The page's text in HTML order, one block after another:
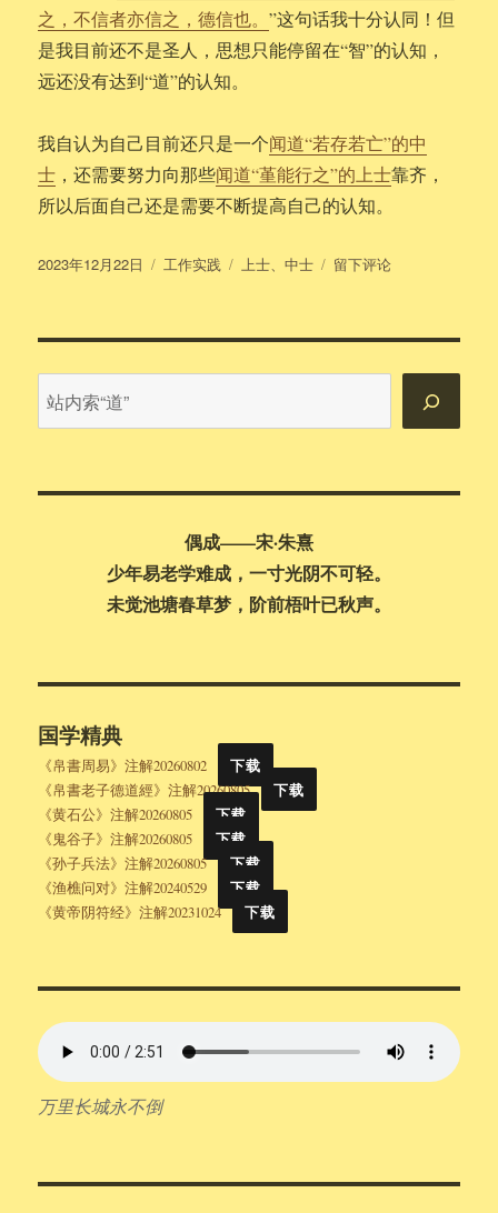
之，不信者亦信之，德信也。”这句话我十分认同！但
是我目前还不是圣人，思想只能停留在“智”的认知，
远还没有达到“道”的认知。
我自认为自己目前还只是一个闻道“若存若亡”的中
士 ，还需要努力向那些闻道“堇能行之”的上士靠齐，
所以后面自己还是需要不断提高自己的认知。
发
2023年12月22日
分
工作实践
标
上士、中士
于
随
干
他
因
留下评论
内
偶成——宋·朱熹
少年易老学难成，一寸光阴不可轻。
未觉池塘春草梦，阶前梧叶已秋声。
国学精典
《帛書周易》注解20260802
下载
《帛書老子德道經》注解20260805
下载
《黄石公》注解20260805
下载
《鬼谷子》注解20260805
下载
《孙子兵法》注解20260805
下载
《渔樵问对》注解20240529
下载
《黄帝阴符经》注解20231024
下载
万里长城永不倒